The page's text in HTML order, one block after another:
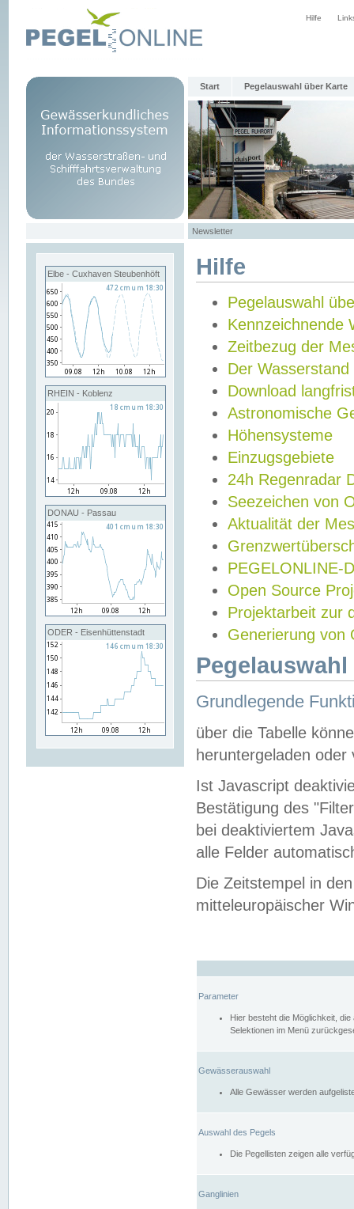
Hilfe
Start Pegelauswahl über Karte
Newsletter
Elbe - Cuxhaven Steubenhöft
RHEIN - Koblenz
DONAU - Passau
ODER - Eisenhüttenstadt
Hilfe
Pegelauswahl
Kennzeichnende
Zeitbezug der
Der Wasserstand
Download
Astronomische
Höhensysteme
Einzugsgebiete
24h Regenradar
Seezeichen von
Aktualität der
PEGELONLINE-
Open Source
Projektarbeit zur
Generierung von
Grundlegende
über die Tabelle
heruntergeladen oder
Ist Javascript
Bestätigung des
bei deaktiviertem
alle Felder
Die Zeitstempel in
mitteleuropäischer
Parameter
Hier besteht die Möglichkeit,
Selektionen im Menü
Gewässerauswahl
Alle Gewässer werden
Auswahl des Pegels
Die Pegellisten zeigen alle
Ganglinien